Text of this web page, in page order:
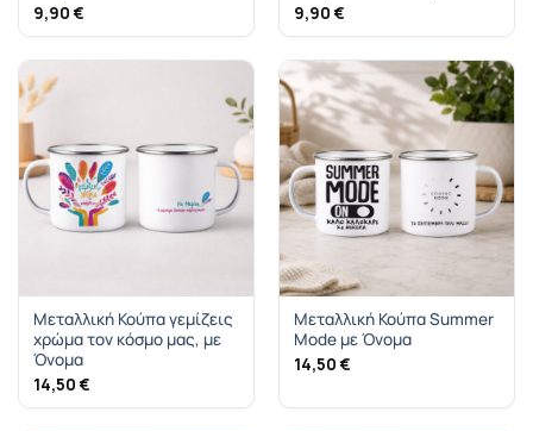
9,90 €
9,90 €
Μεταλλική Κούπα γεμίζεις
χρώμα τον κόσμο μας, με
Όνομα
14,50 €
Μεταλλική Κούπα Summer
Mode με Όνομα
14,50 €